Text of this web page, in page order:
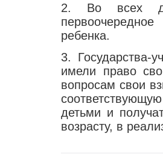
2. Во всех
ребенка.
3. Государства-
имели право
вопросам свои
детьми и
возрасту, в